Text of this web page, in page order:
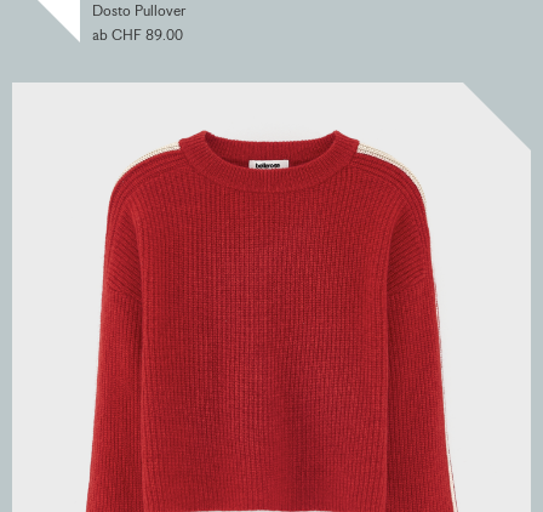
Dosto Pullover
ab CHF 89.00